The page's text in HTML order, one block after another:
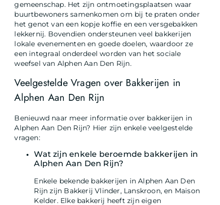
gemeenschap. Het zijn ontmoetingsplaatsen waar
buurtbewoners samenkomen om bij te praten onder
het genot van een kopje koffie en een versgebakken
lekkernij. Bovendien ondersteunen veel bakkerijen
lokale evenementen en goede doelen, waardoor ze
een integraal onderdeel worden van het sociale
weefsel van Alphen Aan Den Rijn.
Veelgestelde Vragen over Bakkerijen in
Alphen Aan Den Rijn
Benieuwd naar meer informatie over bakkerijen in
Alphen Aan Den Rijn? Hier zijn enkele veelgestelde
vragen:
Wat zijn enkele beroemde bakkerijen in
Alphen Aan Den Rijn?
Enkele bekende bakkerijen in Alphen Aan Den
Rijn zijn Bakkerij Vlinder, Lanskroon, en Maison
Kelder. Elke bakkerij heeft zijn eigen